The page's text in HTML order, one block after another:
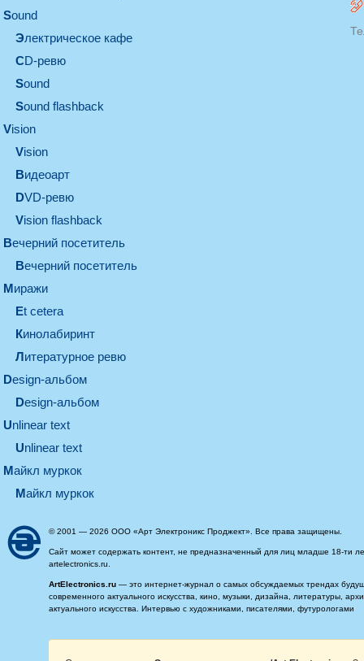
sound
электрическое кафе
CD-ревю
sound
Sound flashback
vision
vision
видеоарт
DVD-ревю
Vision flashback
вечерний посетитель
вечерний посетитель
миражи
et cetera
кинолабиринт
литературное ревю
design-альбом
design-альбом
unlinear text
Unlinear text
майкл муркок
майкл муркок
© 2001 — 2026 ООО «Арт Электроникс Проджект». Все права защищены.
Сайт может содержать контент, не предназначенный для лиц младше 18-ти
artelectronics.ru.
ArtElectronics.ru — это интернет-журнал о самых обсуждаемых трендах
современного актуального искусства, кино, музыки, дизайна, литературы,
актуального искусства. Интервью с художниками, писателями, футурологами